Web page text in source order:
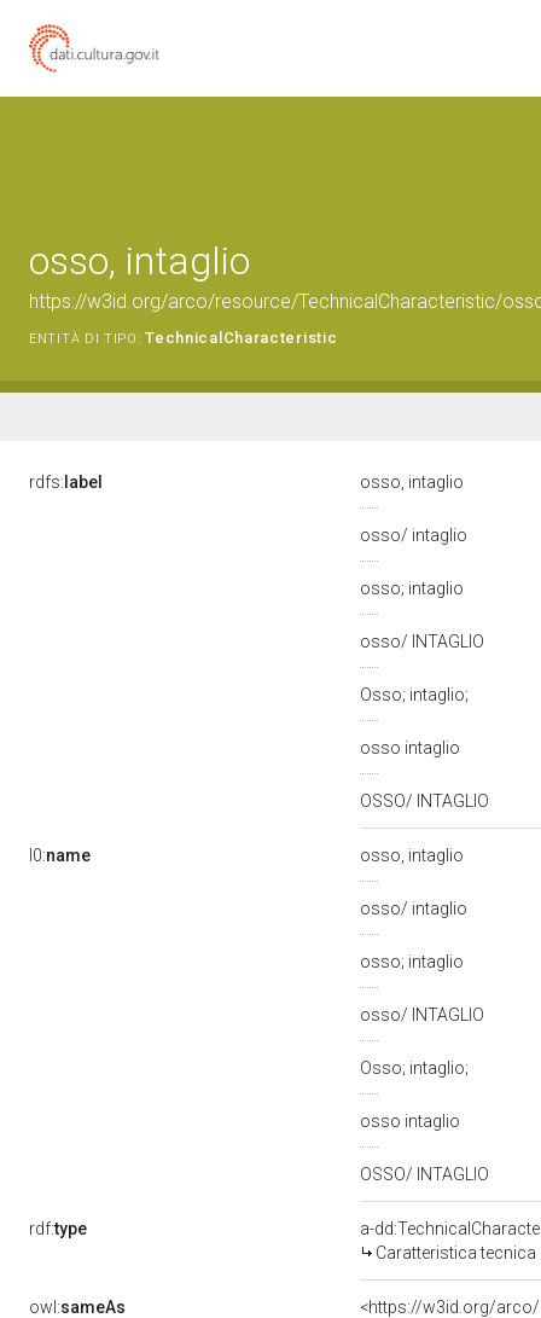
osso, intaglio
https://w3id.org/arco/resource/TechnicalCharacteristic/
ENTITÀ DI TIPO: TechnicalCharacteristic
rdfs: label osso, intaglio
osso/ intaglio
osso; intaglio
osso/ INTAGLIO
Osso; intaglio;
osso intaglio
OSSO/ INTAGLIO
l0:name osso, intaglio
osso/ intaglio
osso; intaglio
osso/ INTAGLIO
Osso; intaglio;
osso intaglio
OSSO/ INTAGLIO
rdf:type
a-
Caratteristica tecnica
owl:sameAs
<https://w3id.org/